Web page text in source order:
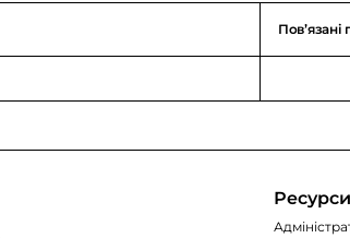
Повʼязані
Ресурси